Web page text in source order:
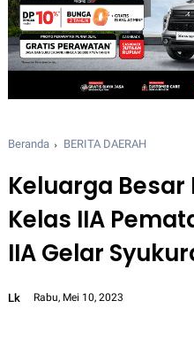
Beranda BERITA DAERAH
Keluarga
Kelas IIA
IIA Gelar
Lk Rabu, Mei 10, 2023